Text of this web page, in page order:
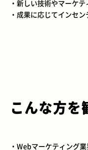
・新しい技術やマーケ
・成果に応じてインセ
こんな方を
・Webマーケティング